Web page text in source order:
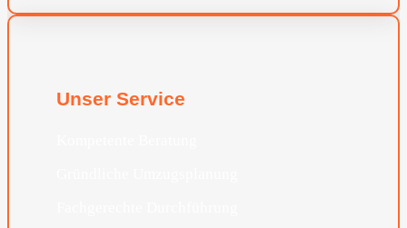
Unser Service